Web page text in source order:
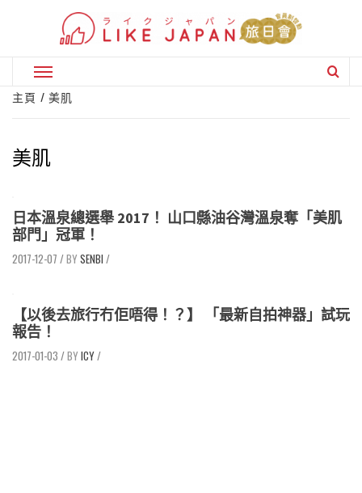
Primary
Menu
主頁 美肌
美肌
日本溫泉總選舉 2017！ 山口縣油谷灣溫泉奪「美肌
部門」冠軍！
2017-12-07 / SENBI /
【以後去旅行冇佢唔得！？】 「最新自拍神器」試玩
報告！
2017-01-03 / ICY/